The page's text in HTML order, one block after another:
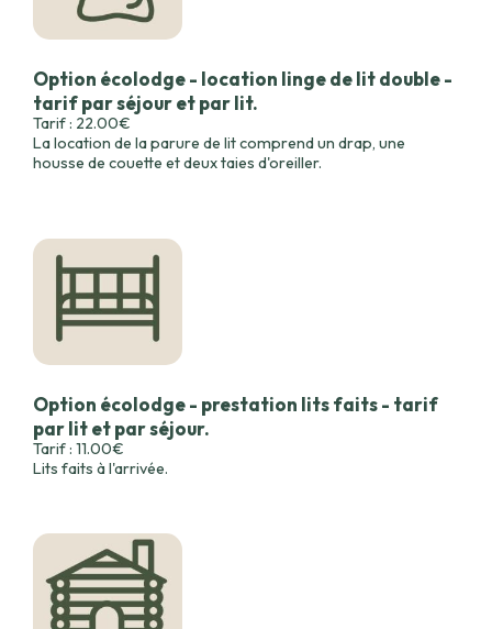
Option écolodge - location linge de lit double -
tarif par séjour et par lit.
Tarif : 22.00€
La location de la parure de lit comprend un drap, une
housse de couette et deux taies d'oreiller.
Option écolodge - prestation lits faits - tarif
par lit et par séjour.
Tarif : 11.00€
Lits faits à l'arrivée.